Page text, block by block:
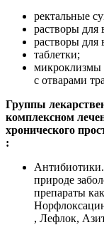
ректальные
растворы для
растворы для
таблетки;
микроклизмы
с отварами
Группы
комплексном
хронического
:
природе
препараты
, Лефлок,